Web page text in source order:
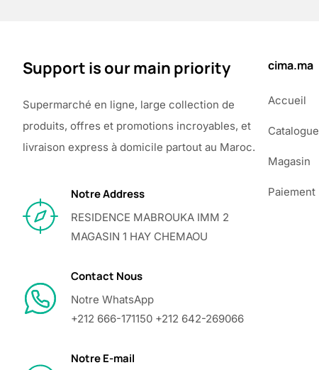
Support is our main priority
Supermarché en ligne, large collection de
produits, offres et promotions incroyables, et
livraison express à domicile partout au Maroc.
Notre Address
RESIDENCE MABROUKA IMM 2
MAGASIN 1 HAY CHEMAOU
Contact Nous
Notre WhatsApp
+212 666-171150 +212 642-269066
Notre E-mail
cima.ma
Accueil
Catalogue
Magasin
Paiement